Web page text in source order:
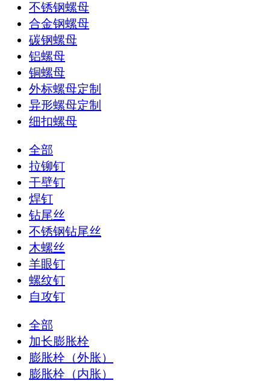
不锈钢螺母
合金钢螺母
碳钢螺母
铝螺母
铜螺母
外标螺母定制
异形螺母定制
细扣螺母
全部
拉铆钉
干壁钉
焊钉
钻尾丝
不锈钢钻尾丝
木螺丝
羊眼钉
螺纹钉
自攻钉
全部
加长膨胀栓
膨胀栓（外胀）
膨胀栓（内胀）